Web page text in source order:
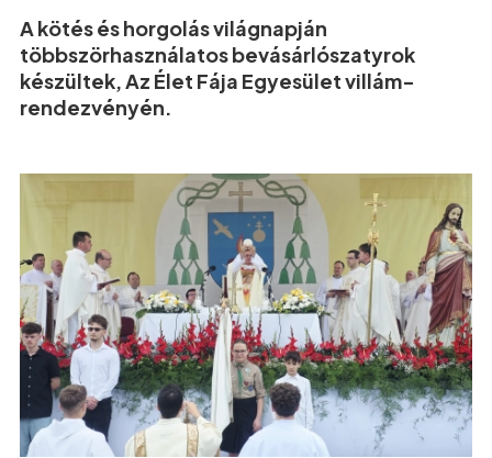
A kötés és horgolás világnapján
többszörhasználatos bevásárlószatyrok
készültek, Az Élet Fája Egyesület villám-
rendezvényén.